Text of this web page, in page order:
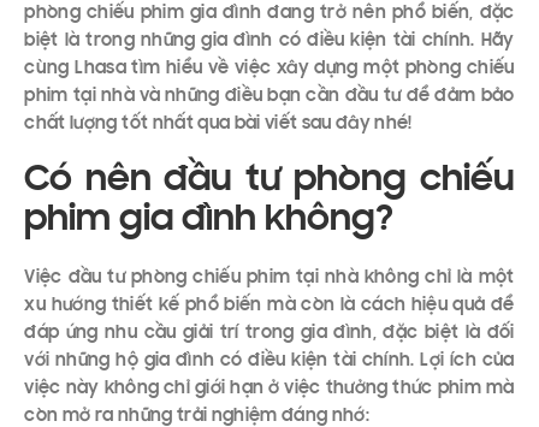
phòng chiếu phim gia đình đang trở nên phổ biến, đặc
biệt là trong những gia đình có điều kiện tài chính. Hãy
cùng Lhasa tìm hiểu về việc xây dựng một phòng chiếu
phim tại nhà và những điều bạn cần đầu tư để đảm bảo
chất lượng tốt nhất qua bài viết sau đây nhé!
Có nên đầu tư phòng chiếu
phim gia đình không?
Việc đầu tư phòng chiếu phim tại nhà không chỉ là một
xu hướng thiết kế phổ biến mà còn là cách hiệu quả để
đáp ứng nhu cầu giải trí trong gia đình, đặc biệt là đối
với những hộ gia đình có điều kiện tài chính. Lợi ích của
việc này không chỉ giới hạn ở việc thưởng thức phim mà
còn mở ra những trải nghiệm đáng nhớ: